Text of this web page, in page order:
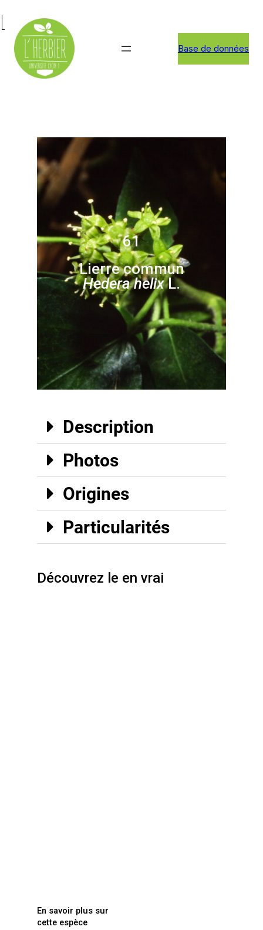
Base de données
Lierre commun
61
Lierre commun
Hedera helixL.
Description
Photos
Origines
Particularités
Découvrez le en vrai
En savoir plus sur
cette espèce